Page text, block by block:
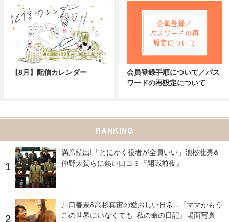
【8月】配信カレンダー
会員登録手順について／パス
ワードの再設定について
RANKING
満席続出!「とにかく役者が全員いい」池松壮亮&
仲野太賀らに熱い口コミ『開戦前夜』
川口春奈&高杉真宙の愛おしい日常...『ママがもう
この世界にいなくても 私の命の日記』場面写真